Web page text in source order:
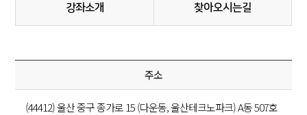
강좌소개 찾아오시는길
주소
(44412) 울산 중구 종가로 15 (다운동, 울산테크노파크) A동 507호